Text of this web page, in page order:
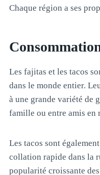
Chaque région a ses
Les fajitas et les tacos
dans le monde entier.
à une grande variété de
famille ou entre amis en
Les tacos sont
collation rapide dans la
popularité croissante